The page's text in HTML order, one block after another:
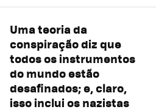
Uma teoria da
conspiração diz que
todos os instrumentos
do mundo estão
desafinados; e, claro,
isso inclui os nazistas